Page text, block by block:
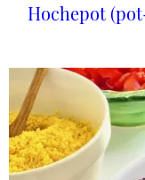
Hochepot